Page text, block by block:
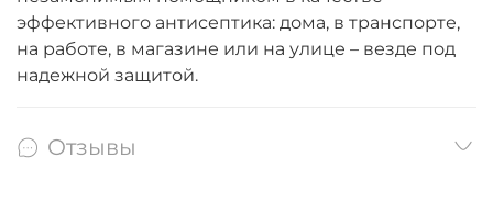
эффективного антисептика: дома, в транспорте,
на работе, в магазине или на улице – везде под
надежной защитой.
Отзывы